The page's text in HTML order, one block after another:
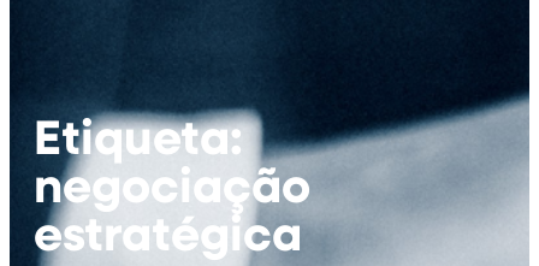
Etiqueta:
negociação
estratégica